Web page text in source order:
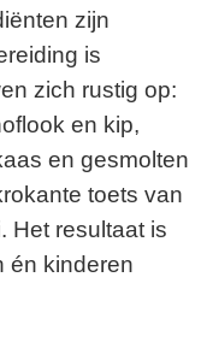
zijn
is
zich rustig op:
en kip,
en gesmolten
toets van
Het resultaat is
én kinderen